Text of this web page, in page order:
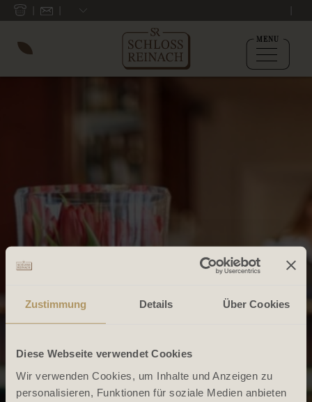
Zustimmung Details Über Cookies
Diese Webseite verwendet Cookies
Wir verwenden Cookies, um Inhalte und Anzeigen zu
personalisieren, Funktionen für soziale Medien anbieten
MENU